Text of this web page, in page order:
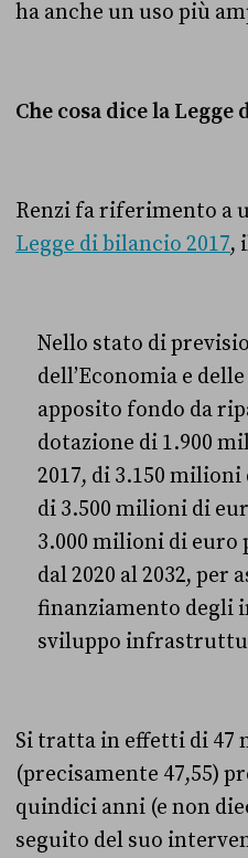
ha anche un uso più
Che cosa dice la Legge
Renzi fa riferimento a
Legge di bilancio 2017,
Nello stato di
dell’Economia e
apposito fondo da
dotazione di 1.900
2017, di 3.150 milioni
di 3.500 milioni di
3.000 milioni di euro
dal 2020 al 2032, per
finanziamento degli
sviluppo
Si tratta in effetti di 47
(precisamente 47,55)
quindici anni (e non
seguito del suo